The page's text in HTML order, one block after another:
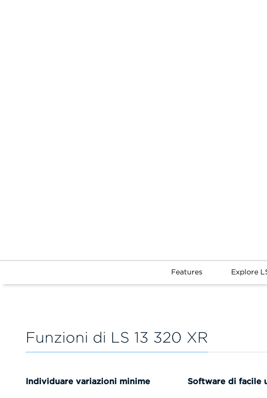
Features Explore
Funzioni di LS 13 320 XR
Individuare variazioni minime Software di facile